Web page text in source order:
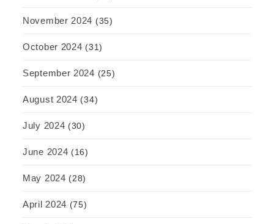
November 2024 (35)
October 2024 (31)
September 2024 (25)
August 2024 (34)
July 2024 (30)
June 2024 (16)
May 2024 (28)
April 2024 (75)